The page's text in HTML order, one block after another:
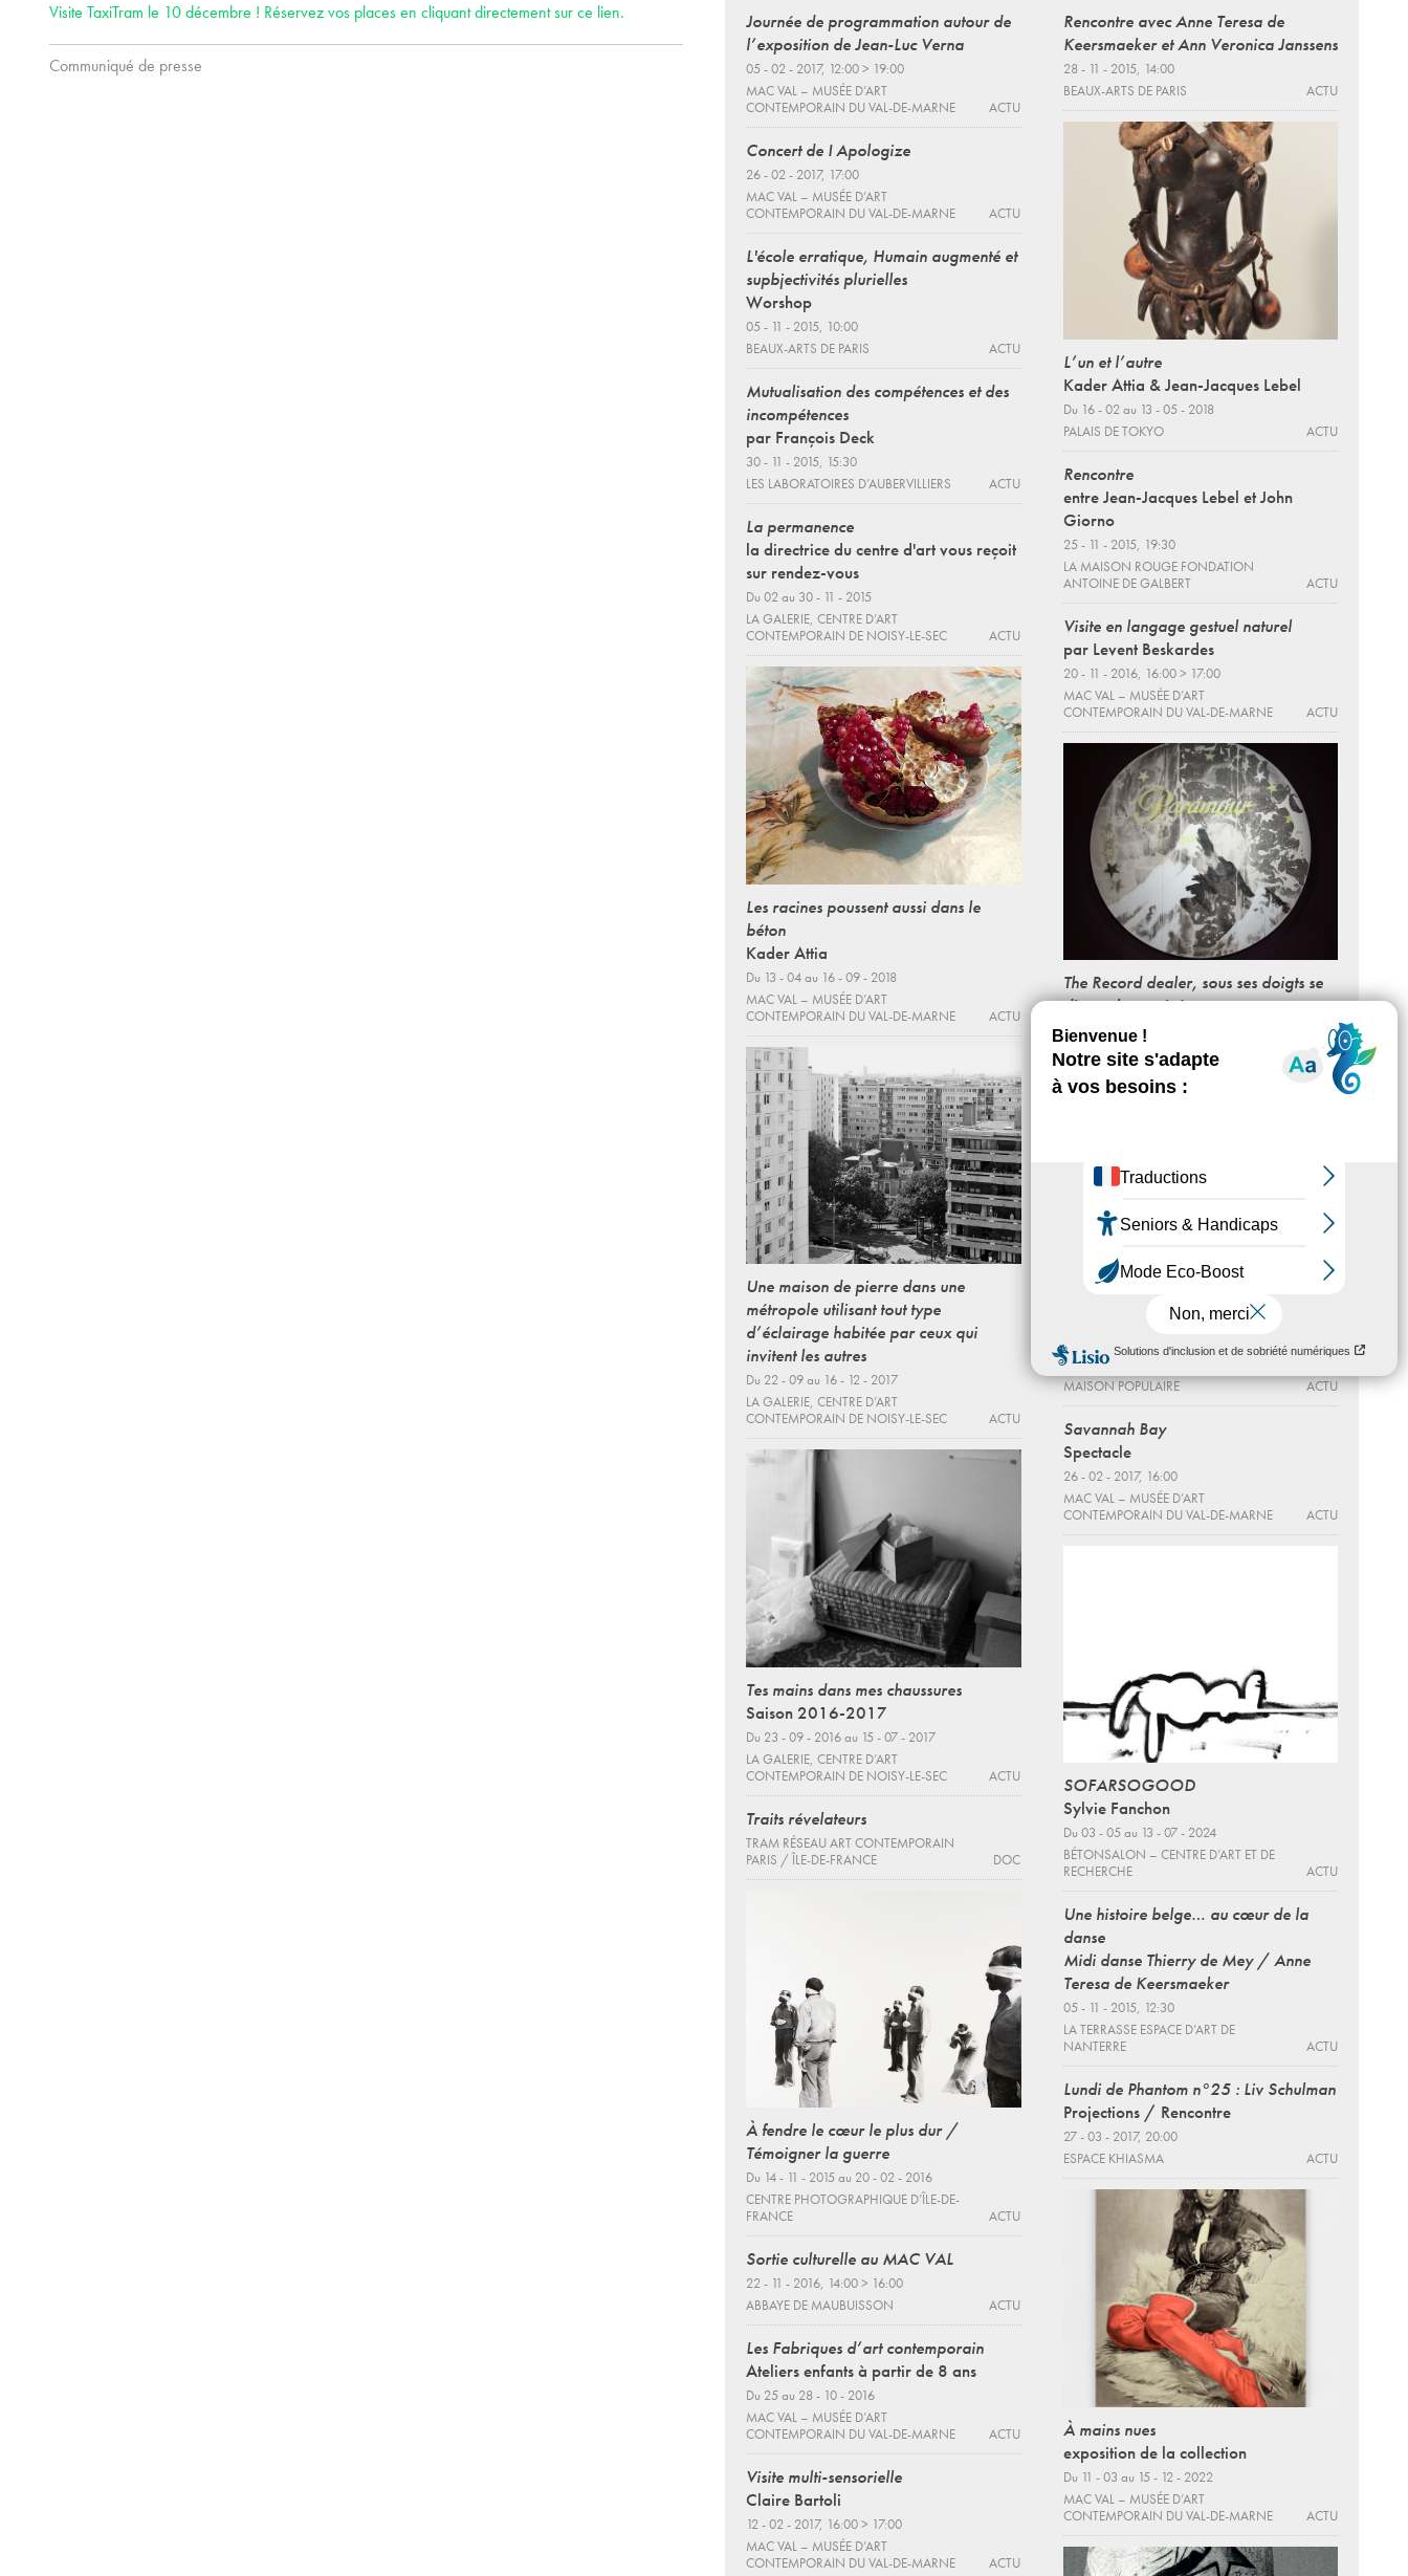
Visite TaxiTram le 10 décembre ! Réservez vos places en cliquant directement sur ce lien.
Communiqué de presse
Journée de programmation autour de
l’exposition de Jean-Luc Verna
05 - 02 - 2017, 12:00 > 19:00
MAC VAL – MUSÉE D’ART
CONTEMPORAIN DU VAL-DE-MARNE
ACTU
Concert de I Apologize
26 - 02 - 2017, 17:00
MAC VAL – MUSÉE D’ART
CONTEMPORAIN DU VAL-DE-MARNE
ACTU
L'école erratique, Humain augmenté et
supbjectivités plurielles
Worshop
05 - 11 - 2015, 10:00
BEAUX-ARTS DE PARIS
ACTU
Mutualisation des compétences et des
incompétences
par François Deck
30 - 11 - 2015, 15:30
LES LABORATOIRES D’AUBERVILLIERS
ACTU
La permanence
la directrice du centre d'art vous reçoit
sur rendez-vous
Du 02 au 30 - 11 - 2015
LA GALERIE, CENTRE D’ART
CONTEMPORAIN DE NOISY-LE-SEC
ACTU
Les racines poussent aussi dans le
béton
Kader Attia
Du 13 - 04 au 16 - 09 - 2018
MAC VAL – MUSÉE D’ART
CONTEMPORAIN DU VAL-DE-MARNE
ACTU
Une maison de pierre dans une
métropole utilisant tout type
d’éclairage habitée par ceux qui
invitent les autres
Du 22 - 09 au 16 - 12 - 2017
LA GALERIE, CENTRE D’ART
CONTEMPORAIN DE NOISY-LE-SEC
ACTU
Tes mains dans mes chaussures
Saison 2016-2017
Du 23 - 09 - 2016 au 15 - 07 - 2017
LA GALERIE, CENTRE D’ART
CONTEMPORAIN DE NOISY-LE-SEC
ACTU
Traits révelateurs
TRAM RÉSEAU ART CONTEMPORAIN
PARIS / ÎLE-DE-FRANCE
DOC
À fendre le cœur le plus dur /
Témoigner la guerre
Du 14 - 11 - 2015 au 20 - 02 - 2016
CENTRE PHOTOGRAPHIQUE D’ÎLE-DE-
FRANCE
ACTU
Sortie culturelle au MAC VAL
22 - 11 - 2016, 14:00 > 16:00
ABBAYE DE MAUBUISSON
ACTU
Les Fabriques d’art contemporain
Ateliers enfants à partir de 8 ans
Du 25 au 28 - 10 - 2016
MAC VAL – MUSÉE D’ART
CONTEMPORAIN DU VAL-DE-MARNE
ACTU
Visite multi-sensorielle
Claire Bartoli
12 - 02 - 2017, 16:00 > 17:00
MAC VAL – MUSÉE D’ART
CONTEMPORAIN DU VAL-DE-MARNE
ACTU
Rencontre avec Anne Teresa de
Keersmaeker et Ann Veronica Janssens
28 - 11 - 2015, 14:00
BEAUX-ARTS DE PARIS
ACTU
L’un et l’autre
Kader Attia & Jean-Jacques Lebel
Du 16 - 02 au 13 - 05 - 2018
PALAIS DE TOKYO
ACTU
Rencontre
entre Jean-Jacques Lebel et John
Giorno
25 - 11 - 2015, 19:30
LA MAISON ROUGE FONDATION
ANTOINE DE GALBERT
ACTU
Visite en langage gestuel naturel
par Levent Beskardes
20 - 11 - 2016, 16:00 > 17:00
MAC VAL – MUSÉE D’ART
CONTEMPORAIN DU VAL-DE-MARNE
ACTU
The Record dealer, sous ses doigts se
dissout le vernis !
06 - 11 - 2016, 12:00 > 19:00
MAC VAL – MUSÉE D’ART
CONTEMPORAIN DU VAL-DE-MARNE
ACTU
i’m from nowhere good
Du 21 - 01 au 11 - 07 - 2020
MAISON POPULAIRE
ACTU
Savannah Bay
Spectacle
26 - 02 - 2017, 16:00
MAC VAL – MUSÉE D’ART
CONTEMPORAIN DU VAL-DE-MARNE
ACTU
SOFARSOGOOD
Sylvie Fanchon
Du 03 - 05 au 13 - 07 - 2024
BÉTONSALON – CENTRE D’ART ET DE
RECHERCHE
ACTU
Une histoire belge… au cœur de la
danse
Midi danse Thierry de Mey / Anne
Teresa de Keersmaeker
05 - 11 - 2015, 12:30
LA TERRASSE ESPACE D’ART DE
NANTERRE
ACTU
Lundi de Phantom n°25 : Liv Schulman
Projections / Rencontre
27 - 03 - 2017, 20:00
ESPACE KHIASMA
ACTU
À mains nues
exposition de la collection
Du 11 - 03 au 15 - 12 - 2022
MAC VAL – MUSÉE D’ART
CONTEMPORAIN DU VAL-DE-MARNE
ACTU